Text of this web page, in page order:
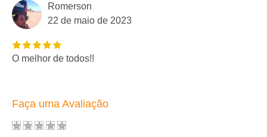
Romerson
22 de maio de 2023
O melhor de todos!!
Faça uma Avaliação